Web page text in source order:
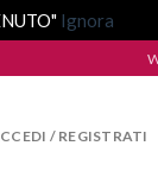
Ignora
/ REGISTRATI